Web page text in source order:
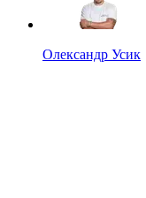
Олександр Усик